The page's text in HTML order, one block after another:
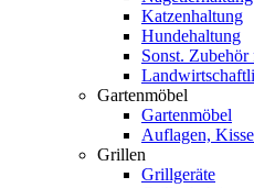
Katzenhaltung
Hundehaltung
Sonst.
Gartenmöbel
Gartenmöbel
Auflagen,
Grillen
Grillgeräte